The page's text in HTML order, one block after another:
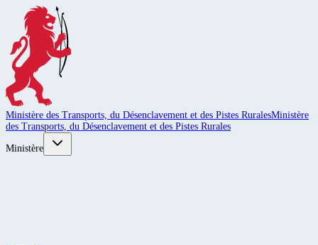
Ministère des Transports, du Désenclavement et des Pistes RuralesMinistère
des Transports, du Désenclavement et des Pistes Rurales
Ministère